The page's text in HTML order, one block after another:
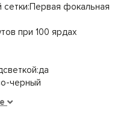
Первая фокальная
при 100 ярдах
да
черный